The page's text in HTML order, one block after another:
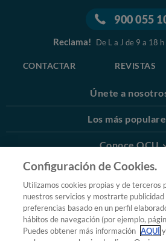
900 055
Reclama! De L a J de 9 a 18
CONTACTAR REVISTAS
Únete a
Los más
Conoce OCU
Más Información
© 2026 OCU
Condiciones generales de
Política de
Configuración de Cookies.
Utilizamos cookies propias y de terceros
nuestros servicios y mostrarte publicidad
preferencias basado en un perfil
hábitos de navegación (por ejemplo,
Puedes obtener más información AQUÍ